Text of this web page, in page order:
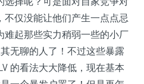
仅没能让他们产生一点点忌
难起那些实力稍弱一些的小厂
无聊的人了！不过这些暴露
的看法大大降低，现在基本